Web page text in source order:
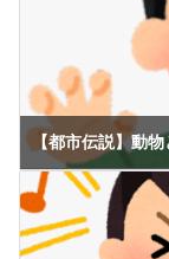
【都市伝説】動